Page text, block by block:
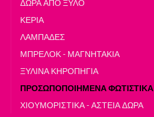
ΔΩΡΑ ΑΠΟ ΞΥΛΟ
ΚΕΡΙΑ
ΛΑΜΠΑΔΕΣ
ΜΠΡΕΛΟΚ - ΜΑΓΝΗΤΑΚΙΑ
ΞΥΛΙΝΑ ΚΗΡΟΠΗΓΙΑ
ΠΡΟΣΩΠΟΠΟΙΗΜΕΝΑ ΦΩΤΙΣΤΙΚΑ
ΧΙΟΥΜΟΡΙΣΤΙΚΑ - ΑΣΤΕΙΑ ΔΩΡΑ